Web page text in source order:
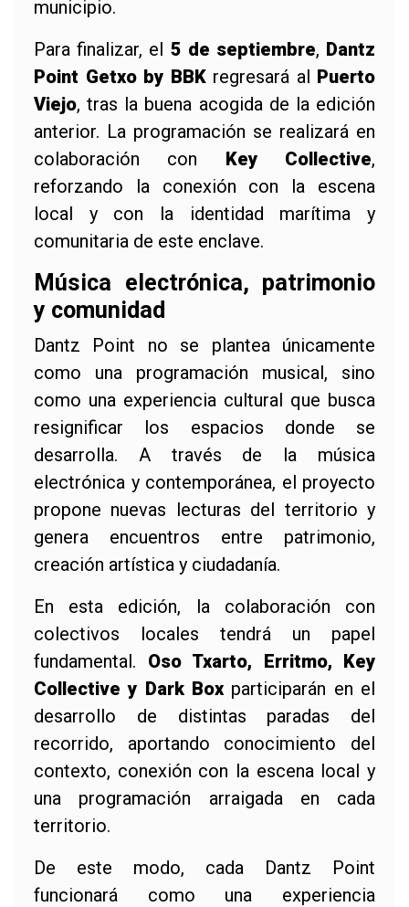
municipio.
Para finalizar, el 5 de septiembre, Dantz
Point Getxo by BBKregresará al Puerto
Viejo, tras la buena acogida de la edición
anterior. La programación se realizará en
colaboración con Key Collective,
reforzando la conexión con la escena
local y con la identidad marítima y
comunitaria de este enclave.
Música electrónica, patrimonio
y comunidad
Dantz Point no se plantea únicamente
como una programación musical, sino
como una experiencia cultural que busca
resignificar los espacios donde se
desarrolla. A través de la música
electrónica y contemporánea, el proyecto
propone nuevas lecturas del territorio y
genera encuentros entre patrimonio,
creación artística y ciudadanía.
En esta edición, la colaboración con
colectivos locales tendrá un papel
fundamental. Oso Txarto, Erritmo, Key
Collective y Dark Box participarán en el
desarrollo de distintas paradas del
recorrido, aportando conocimiento del
contexto, conexión con la escena local y
una programación arraigada en cada
territorio.
De este modo, cada Dantz Point
funcionará como una experiencia